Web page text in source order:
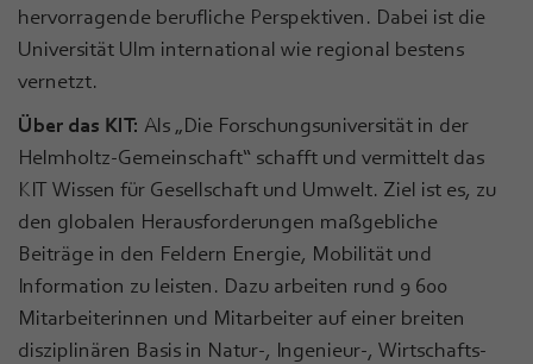
hervorragende berufliche Perspektiven. Dabei ist die
Universität Ulm international wie regional bestens
vernetzt.
Über das KIT: Als „Die Forschungsuniversität in der
Helmholtz-Gemeinschaft“ schafft und vermittelt das
KIT Wissen für Gesellschaft und Umwelt. Ziel ist es, zu
den globalen Herausforderungen maßgebliche
Beiträge in den Feldern Energie, Mobilität und
Information zu leisten. Dazu arbeiten rund 9 600
Mitarbeiterinnen und Mitarbeiter auf einer breiten
disziplinären Basis in Natur-, Ingenieur-, Wirtschafts-